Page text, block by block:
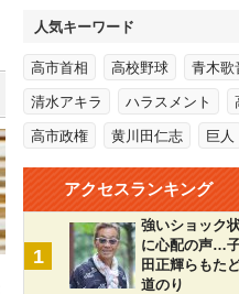
人気キーワード
高市首相 高校野球 青木歌
清水アキラ ハラスメント
高市政権 黄川田仁志 巨人
アクセスランキング
1
強いショック
に心配の声…
田正輝らもた
道のり